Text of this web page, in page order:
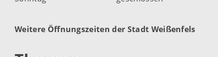
Weitere Öffnungszeiten der Stadt Weißenfels